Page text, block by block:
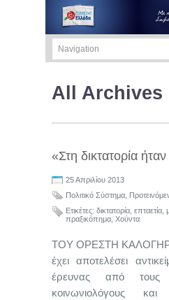
All Archives
«Στη δικτατορία
25 Απριλίου 2013
Πολιτικό Σύστημα
Ετικέτες: δικτατορία επταετία
πραξικόπημα Χούντα
ΤΟΥ ΟΡΕΣΤΗ
έχει αποτελέσει
έρευνας από τους
κοινωνιολόγους και